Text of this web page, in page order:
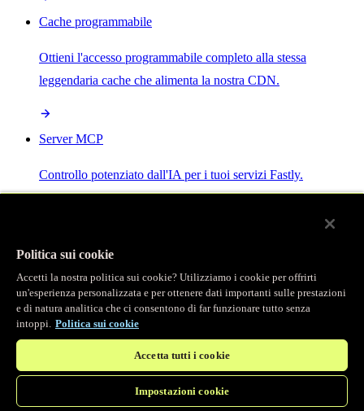
Cache programmabile
Ottieni l'accesso programmabile completo alla stessa
leggendaria cache che alimenta la nostra CDN.
Server MCP
Controllo potenziato dall'IA per i tuoi servizi Fastly.
Main menu
/ Prodotti
Osservabilità
Logging in tempo reale
Politica sui cookie
Accetti la nostra politica sui cookie? Utilizziamo i cookie per offrirti
un'esperienza personalizzata e per ottenere dati importanti sulle prestazioni
e di natura analitica che ci consentono di far funzionare tutto senza
intoppi. Politica sui cookie
Accetta tutti i cookie
Impostazioni cookie